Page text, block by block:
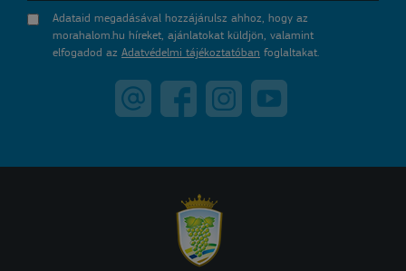
Adataid megadásával hozzájárulsz ahhoz, hogy az
morahalom.hu híreket, ajánlatokat küldjön, valamint
elfogadod az Adatvédelmi tájékoztatóban foglaltakat.